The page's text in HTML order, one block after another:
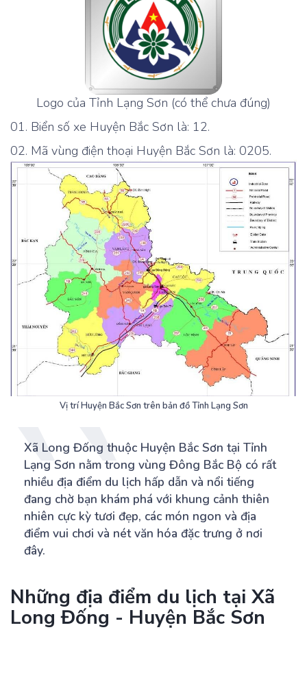
Logo của Tỉnh Lạng Sơn (có thể chưa đúng)
Biển số xe Huyện Bắc Sơn là: 12.
Mã vùng điện thoại Huyện Bắc Sơn là: 0205.
Vị trí Huyện Bắc Sơn trên bản đồ Tỉnh Lạng Sơn
Xã Long Đống thuộc Huyện Bắc Sơn tại Tỉnh
Lạng Sơn nằm trong vùng Đông Bắc Bộ có rất
nhiều địa điểm du lịch hấp dẫn và nổi tiếng
đang chờ bạn khám phá với khung cảnh thiên
nhiên cực kỳ tươi đẹp, các món ngon và địa
điểm vui chơi và nét văn hóa đặc trưng ở nơi
đây.
Những địa điểm du lịch tại Xã
Long Đống - Huyện Bắc Sơn